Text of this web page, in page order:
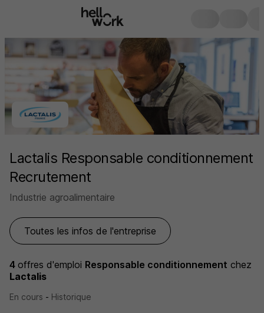
Lactalis Responsable conditionnement
Recrutement
Industrie agroalimentaire
Toutes les infos de l'entreprise
4 offres d'emploi Responsable conditionnement chez
Lactalis
En cours - Historique